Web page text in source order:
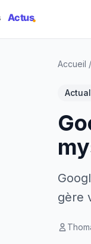
Accueil /
gère